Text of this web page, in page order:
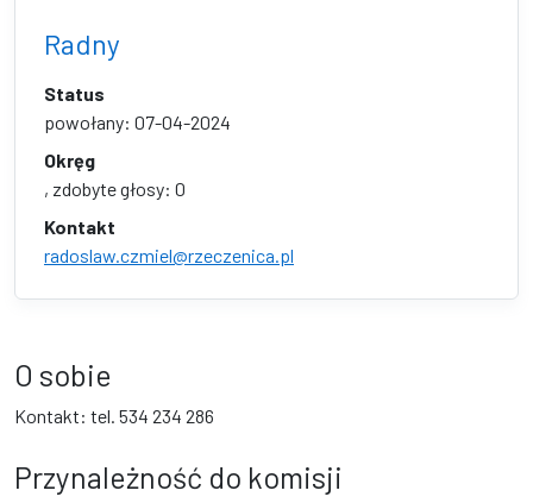
Radny
Status
powołany: 07-04-2024
Okręg
, zdobyte głosy: 0
Kontakt
radoslaw.czmiel@rzeczenica.pl
O sobie
Kontakt: tel. 534 234 286
Przynależność do komisji